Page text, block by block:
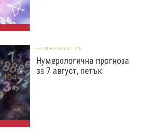
НУМЕРОЛОГИЯ
Нумерологична прогноза
за 7 август, петък